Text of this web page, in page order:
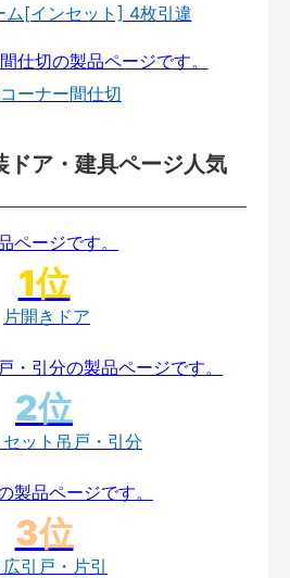
ム[インセット] 4枚引違
ーナー間仕切
ドア・建具ページ人気
片開きドア
ット吊戸・引分
広引戸・片引